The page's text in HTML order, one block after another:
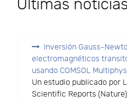
Últimas
Inversión Gauss-
electromagnéticos
usando COMSOL
Un estudio publicado por
Scientific Reports